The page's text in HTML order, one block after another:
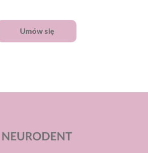
Umów się